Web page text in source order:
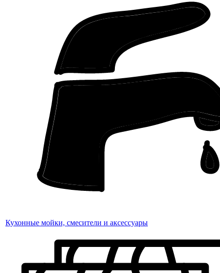
Кухонные мойки, смесители и аксессуары